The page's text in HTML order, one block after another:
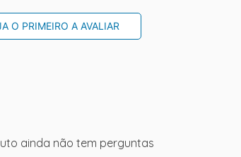
O PRIMEIRO A AVALIAR
ainda não tem perguntas